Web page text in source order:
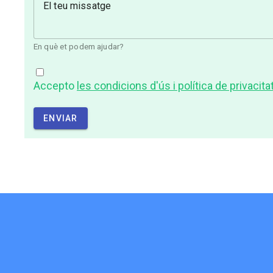
El teu missatge
En què et podem ajudar?
Accepto les condicions d'ús i política de
ENVIAR